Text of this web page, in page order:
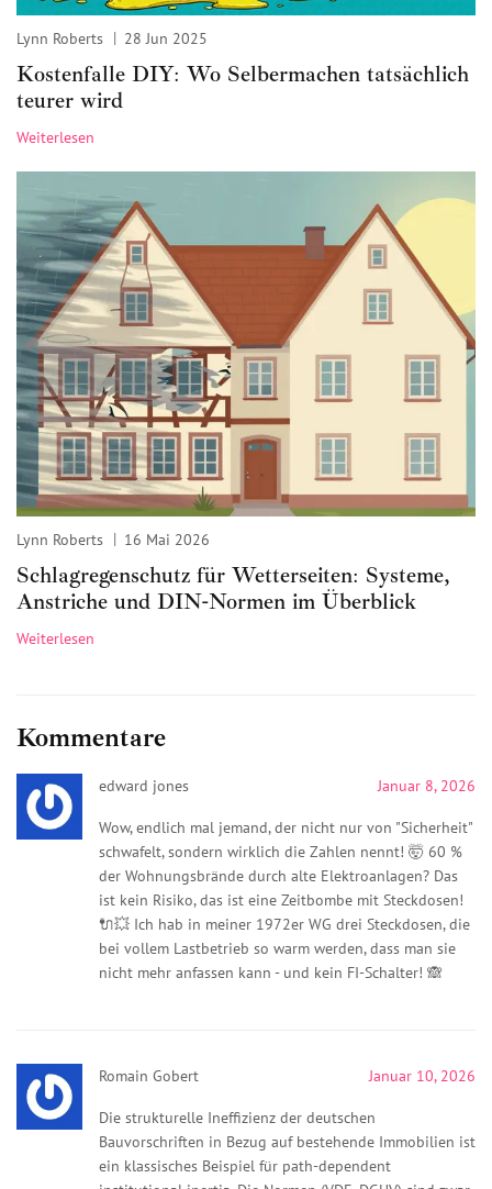
Lynn Roberts 28 Jun 2025
Kostenfalle DIY: Wo Selbermachen tatsächlich
teurer wird
Weiterlesen
Lynn Roberts 16 Mai 2026
Schlagregenschutz für Wetterseiten: Systeme,
Anstriche und DIN-Normen im Überblick
Weiterlesen
Kommentare
edward jones Januar 8, 2026
Wow, endlich mal jemand, der nicht nur von "Sicherheit"
schwafelt, sondern wirklich die Zahlen nennt! 🤯 60 %
der Wohnungsbrände durch alte Elektroanlagen? Das
ist kein Risiko, das ist eine Zeitbombe mit Steckdosen!
🔌💥 Ich hab in meiner 1972er WG drei Steckdosen, die
bei vollem Lastbetrieb so warm werden, dass man sie
nicht mehr anfassen kann - und kein FI-Schalter! 🙈
Romain Gobert Januar 10, 2026
Die strukturelle Ineffizienz der deutschen
Bauvorschriften in Bezug auf bestehende Immobilien ist
ein klassisches Beispiel für path-dependent